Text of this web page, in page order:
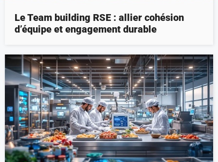
Le Team building RSE : allier cohésion
d’équipe et engagement durable